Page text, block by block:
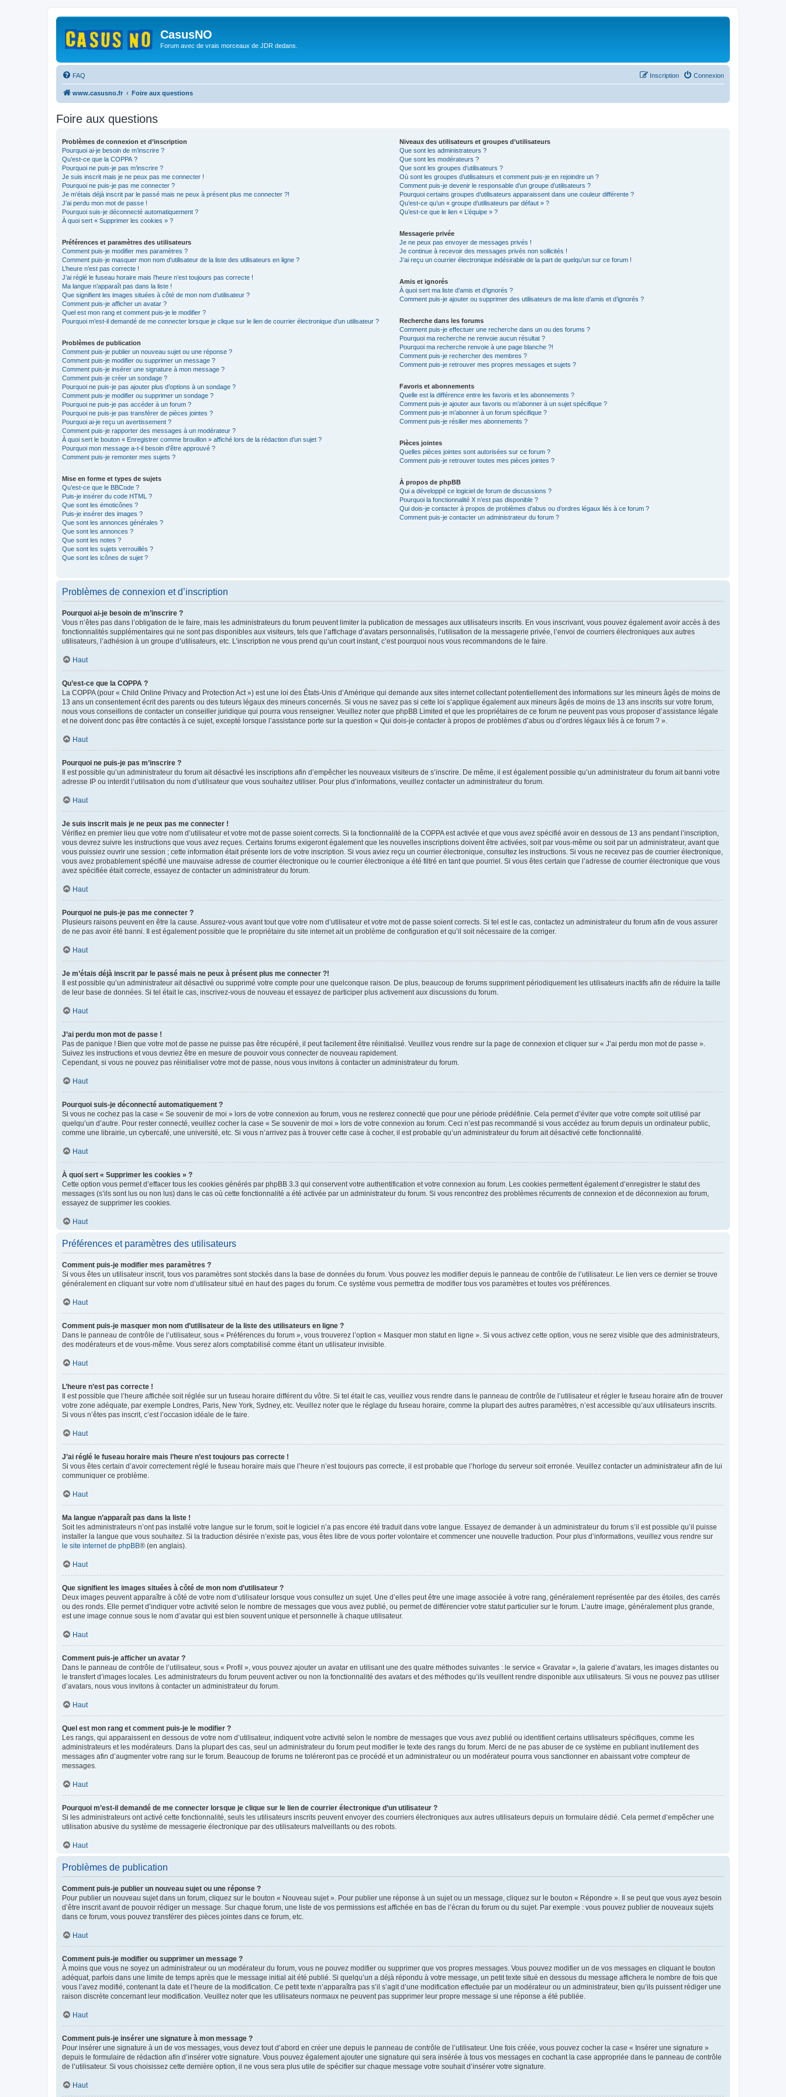
CasusNO
Forum avec de vrais morceaux de JDR dedans.
FAQ Connexion
Inscription
www.casusno.fr Foire aux questions
Foire aux questions
Problèmes de connexion et d’inscription
Pourquoi ai-je besoin de m’inscrire ?
Qu’est-ce que la COPPA ?
Pourquoi ne puis-je pas m’inscrire ?
Je suis inscrit mais je ne peux pas me connecter !
Pourquoi ne puis-je pas me connecter ?
Je m’étais déjà inscrit par le passé mais ne peux à présent plus me connecter ?!
J’ai perdu mon mot de passe !
Pourquoi suis-je déconnecté automatiquement ?
À quoi sert « Supprimer les cookies » ?
Préférences et paramètres des utilisateurs
Comment puis-je modifier mes paramètres ?
Comment puis-je masquer mon nom d’utilisateur de la liste des utilisateurs en ligne ?
L’heure n’est pas correcte !
J’ai réglé le fuseau horaire mais l’heure n’est toujours pas correcte !
Ma langue n’apparaît pas dans la liste !
Que signifient les images situées à côté de mon nom d’utilisateur ?
Comment puis-je afficher un avatar ?
Quel est mon rang et comment puis-je le modifier ?
Pourquoi m’est-il demandé de me connecter lorsque je clique sur le lien de courrier électronique d’un utilisateur ?
Problèmes de publication
Comment puis-je publier un nouveau sujet ou une réponse ?
Comment puis-je modifier ou supprimer un message ?
Comment puis-je insérer une signature à mon message ?
Comment puis-je créer un sondage ?
Pourquoi ne puis-je pas ajouter plus d’options à un sondage ?
Comment puis-je modifier ou supprimer un sondage ?
Pourquoi ne puis-je pas accéder à un forum ?
Pourquoi ne puis-je pas transférer de pièces jointes ?
Pourquoi ai-je reçu un avertissement ?
Comment puis-je rapporter des messages à un modérateur ?
À quoi sert le bouton « Enregistrer comme brouillon » affiché lors de la rédaction d’un sujet ?
Pourquoi mon message a-t-il besoin d’être approuvé ?
Comment puis-je remonter mes sujets ?
Mise en forme et types de sujets
Qu’est-ce que le BBCode ?
Puis-je insérer du code HTML ?
Que sont les émoticônes ?
Puis-je insérer des images ?
Que sont les annonces générales ?
Que sont les annonces ?
Que sont les notes ?
Que sont les sujets verrouillés ?
Que sont les icônes de sujet ?
Niveaux des utilisateurs et groupes d’utilisateurs
Que sont les administrateurs ?
Que sont les modérateurs ?
Que sont les groupes d’utilisateurs ?
Où sont les groupes d’utilisateurs et comment puis-je en rejoindre un ?
Comment puis-je devenir le responsable d’un groupe d’utilisateurs ?
Pourquoi certains groupes d’utilisateurs apparaissent dans une couleur différente ?
Qu’est-ce qu’un « groupe d’utilisateurs par défaut » ?
Qu’est-ce que le lien « L’équipe » ?
Messagerie privée
Je ne peux pas envoyer de messages privés !
Je continue à recevoir des messages privés non sollicités !
J’ai reçu un courrier électronique indésirable de la part de quelqu’un sur ce forum !
Amis et ignorés
À quoi sert ma liste d’amis et d’ignorés ?
Comment puis-je ajouter ou supprimer des utilisateurs de ma liste d’amis et d’ignorés ?
Recherche dans les forums
Comment puis-je effectuer une recherche dans un ou des forums ?
Pourquoi ma recherche ne renvoie aucun résultat ?
Pourquoi ma recherche renvoie à une page blanche ?!
Comment puis-je rechercher des membres ?
Comment puis-je retrouver mes propres messages et sujets ?
Favoris et abonnements
Quelle est la différence entre les favoris et les abonnements ?
Comment puis-je ajouter aux favoris ou m’abonner à un sujet spécifique ?
Comment puis-je m’abonner à un forum spécifique ?
Comment puis-je résilier mes abonnements ?
Pièces jointes
Quelles pièces jointes sont autorisées sur ce forum ?
Comment puis-je retrouver toutes mes pièces jointes ?
À propos de phpBB
Qui a développé ce logiciel de forum de discussions ?
Pourquoi la fonctionnalité X n’est pas disponible ?
Qui dois-je contacter à propos de problèmes d’abus ou d’ordres légaux liés à ce forum ?
Comment puis-je contacter un administrateur du forum ?
Problèmes de connexion et d’inscription
Pourquoi ai-je besoin de m’inscrire ?
Vous n’êtes pas dans l’obligation de le faire, mais les administrateurs du forum peuvent limiter la publication de messages aux utilisateurs inscrits. En vous inscrivant, vous pouvez également avoir accès à des
fonctionnalités supplémentaires qui ne sont pas disponibles aux visiteurs, tels que l’affichage d’avatars personnalisés, l’utilisation de la messagerie privée, l’envoi de courriers électroniques aux autres
utilisateurs, l’adhésion à un groupe d’utilisateurs, etc. L’inscription ne vous prend qu’un court instant, c’est pourquoi nous vous recommandons de le faire.
Haut
Qu’est-ce que la COPPA ?
La COPPA (pour « Child Online Privacy and Protection Act ») est une loi des États-Unis d’Amérique qui demande aux sites internet collectant potentiellement des informations sur les mineurs âgés de moins de
13 ans un consentement écrit des parents ou des tuteurs légaux des mineurs concernés. Si vous ne savez pas si cette loi s’applique également aux mineurs âgés de moins de 13 ans inscrits sur votre forum,
nous vous conseillons de contacter un conseiller juridique qui pourra vous renseigner. Veuillez noter que phpBB Limited et que les propriétaires de ce forum ne peuvent pas vous proposer d’assistance légale
et ne doivent donc pas être contactés à ce sujet, excepté lorsque l’assistance porte sur la question « Qui dois-je contacter à propos de problèmes d’abus ou d’ordres légaux liés à ce forum ? ».
Haut
Pourquoi ne puis-je pas m’inscrire ?
Il est possible qu’un administrateur du forum ait désactivé les inscriptions afin d’empêcher les nouveaux visiteurs de s’inscrire. De même, il est également possible qu’un administrateur du forum ait banni votre
adresse IP ou interdit l’utilisation du nom d’utilisateur que vous souhaitez utiliser. Pour plus d’informations, veuillez contacter un administrateur du forum.
Haut
Je suis inscrit mais je ne peux pas me connecter !
Vérifiez en premier lieu que votre nom d’utilisateur et votre mot de passe soient corrects. Si la fonctionnalité de la COPPA est activée et que vous avez spécifié avoir en dessous de 13 ans pendant l’inscription,
vous devrez suivre les instructions que vous avez reçues. Certains forums exigeront également que les nouvelles inscriptions doivent être activées, soit par vous-même ou soit par un administrateur, avant que
vous puissiez ouvrir une session ; cette information était présente lors de votre inscription. Si vous aviez reçu un courrier électronique, consultez les instructions. Si vous ne recevez pas de courrier électronique,
vous avez probablement spécifié une mauvaise adresse de courrier électronique ou le courrier électronique a été filtré en tant que pourriel. Si vous êtes certain que l’adresse de courrier électronique que vous
avez spécifiée était correcte, essayez de contacter un administrateur du forum.
Haut
Pourquoi ne puis-je pas me connecter ?
Plusieurs raisons peuvent en être la cause. Assurez-vous avant tout que votre nom d’utilisateur et votre mot de passe soient corrects. Si tel est le cas, contactez un administrateur du forum afin de vous assurer
de ne pas avoir été banni. Il est également possible que le propriétaire du site internet ait un problème de configuration et qu’il soit nécessaire de la corriger.
Haut
Je m’étais déjà inscrit par le passé mais ne peux à présent plus me connecter ?!
Il est possible qu’un administrateur ait désactivé ou supprimé votre compte pour une quelconque raison. De plus, beaucoup de forums suppriment périodiquement les utilisateurs inactifs afin de réduire la taille
de leur base de données. Si tel était le cas, inscrivez-vous de nouveau et essayez de participer plus activement aux discussions du forum.
Haut
J’ai perdu mon mot de passe !
Pas de panique ! Bien que votre mot de passe ne puisse pas être récupéré, il peut facilement être réinitialisé. Veuillez vous rendre sur la page de connexion et cliquer sur « J’ai perdu mon mot de passe ».
Suivez les instructions et vous devriez être en mesure de pouvoir vous connecter de nouveau rapidement.
Cependant, si vous ne pouvez pas réinitialiser votre mot de passe, nous vous invitons à contacter un administrateur du forum.
Haut
Pourquoi suis-je déconnecté automatiquement ?
Si vous ne cochez pas la case « Se souvenir de moi » lors de votre connexion au forum, vous ne resterez connecté que pour une période prédéfinie. Cela permet d’éviter que votre compte soit utilisé par
quelqu’un d’autre. Pour rester connecté, veuillez cocher la case « Se souvenir de moi » lors de votre connexion au forum. Ceci n’est pas recommandé si vous accédez au forum depuis un ordinateur public,
comme une librairie, un cybercafé, une université, etc. Si vous n’arrivez pas à trouver cette case à cocher, il est probable qu’un administrateur du forum ait désactivé cette fonctionnalité.
Haut
À quoi sert « Supprimer les cookies » ?
Cette option vous permet d’effacer tous les cookies générés par phpBB 3.3 qui conservent votre authentification et votre connexion au forum. Les cookies permettent également d’enregistrer le statut des
messages (s’ils sont lus ou non lus) dans le cas où cette fonctionnalité a été activée par un administrateur du forum. Si vous rencontrez des problèmes récurrents de connexion et de déconnexion au forum,
essayez de supprimer les cookies.
Haut
Préférences et paramètres des utilisateurs
Comment puis-je modifier mes paramètres ?
Si vous êtes un utilisateur inscrit, tous vos paramètres sont stockés dans la base de données du forum. Vous pouvez les modifier depuis le panneau de contrôle de l’utilisateur. Le lien vers ce dernier se trouve
généralement en cliquant sur votre nom d’utilisateur situé en haut des pages du forum. Ce système vous permettra de modifier tous vos paramètres et toutes vos préférences.
Haut
Comment puis-je masquer mon nom d’utilisateur de la liste des utilisateurs en ligne ?
Dans le panneau de contrôle de l’utilisateur, sous « Préférences du forum », vous trouverez l’option « Masquer mon statut en ligne ». Si vous activez cette option, vous ne serez visible que des administrateurs,
des modérateurs et de vous-même. Vous serez alors comptabilisé comme étant un utilisateur invisible.
Haut
L’heure n’est pas correcte !
Il est possible que l’heure affichée soit réglée sur un fuseau horaire différent du vôtre. Si tel était le cas, veuillez vous rendre dans le panneau de contrôle de l’utilisateur et régler le fuseau horaire afin de trouver
votre zone adéquate, par exemple Londres, Paris, New York, Sydney, etc. Veuillez noter que le réglage du fuseau horaire, comme la plupart des autres paramètres, n’est accessible qu’aux utilisateurs inscrits.
Si vous n’êtes pas inscrit, c’est l’occasion idéale de le faire.
Haut
J’ai réglé le fuseau horaire mais l’heure n’est toujours pas correcte !
Si vous êtes certain d’avoir correctement réglé le fuseau horaire mais que l’heure n’est toujours pas correcte, il est probable que l’horloge du serveur soit erronée. Veuillez contacter un administrateur afin de lui
communiquer ce problème.
Haut
Ma langue n’apparaît pas dans la liste !
Soit les administrateurs n’ont pas installé votre langue sur le forum, soit le logiciel n’a pas encore été traduit dans votre langue. Essayez de demander à un administrateur du forum s’il est possible qu’il puisse
installer la langue que vous souhaitez. Si la traduction désirée n’existe pas, vous êtes libre de vous porter volontaire et commencer une nouvelle traduction. Pour plus d’informations, veuillez vous rendre sur
le site internet de phpBB® (en anglais).
Haut
Que signifient les images situées à côté de mon nom d’utilisateur ?
Deux images peuvent apparaître à côté de votre nom d’utilisateur lorsque vous consultez un sujet. Une d’elles peut être une image associée à votre rang, généralement représentée par des étoiles, des carrés
ou des ronds. Elle permet d’indiquer votre activité selon le nombre de messages que vous avez publié, ou permet de différencier votre statut particulier sur le forum. L’autre image, généralement plus grande,
est une image connue sous le nom d’avatar qui est bien souvent unique et personnelle à chaque utilisateur.
Haut
Comment puis-je afficher un avatar ?
Dans le panneau de contrôle de l’utilisateur, sous « Profil », vous pouvez ajouter un avatar en utilisant une des quatre méthodes suivantes : le service « Gravatar », la galerie d’avatars, les images distantes ou
le transfert d’images locales. Les administrateurs du forum peuvent activer ou non la fonctionnalité des avatars et des méthodes qu’ils veuillent rendre disponible aux utilisateurs. Si vous ne pouvez pas utiliser
d’avatars, nous vous invitons à contacter un administrateur du forum.
Haut
Quel est mon rang et comment puis-je le modifier ?
Les rangs, qui apparaissent en dessous de votre nom d’utilisateur, indiquent votre activité selon le nombre de messages que vous avez publié ou identifient certains utilisateurs spécifiques, comme les
administrateurs et les modérateurs. Dans la plupart des cas, seul un administrateur du forum peut modifier le texte des rangs du forum. Merci de ne pas abuser de ce système en publiant inutilement des
messages afin d’augmenter votre rang sur le forum. Beaucoup de forums ne toléreront pas ce procédé et un administrateur ou un modérateur pourra vous sanctionner en abaissant votre compteur de
messages.
Haut
Pourquoi m’est-il demandé de me connecter lorsque je clique sur le lien de courrier électronique d’un utilisateur ?
Si les administrateurs ont activé cette fonctionnalité, seuls les utilisateurs inscrits peuvent envoyer des courriers électroniques aux autres utilisateurs depuis un formulaire dédié. Cela permet d’empêcher une
utilisation abusive du système de messagerie électronique par des utilisateurs malveillants ou des robots.
Haut
Problèmes de publication
Comment puis-je publier un nouveau sujet ou une réponse ?
Pour publier un nouveau sujet dans un forum, cliquez sur le bouton « Nouveau sujet ». Pour publier une réponse à un sujet ou un message, cliquez sur le bouton « Répondre ». Il se peut que vous ayez besoin
d’être inscrit avant de pouvoir rédiger un message. Sur chaque forum, une liste de vos permissions est affichée en bas de l’écran du forum ou du sujet. Par exemple : vous pouvez publier de nouveaux sujets
dans ce forum, vous pouvez transférer des pièces jointes dans ce forum, etc.
Haut
Comment puis-je modifier ou supprimer un message ?
À moins que vous ne soyez un administrateur ou un modérateur du forum, vous ne pouvez modifier ou supprimer que vos propres messages. Vous pouvez modifier un de vos messages en cliquant le bouton
adéquat, parfois dans une limite de temps après que le message initial ait été publié. Si quelqu’un a déjà répondu à votre message, un petit texte situé en dessous du message affichera le nombre de fois que
vous l’avez modifié, contenant la date et l’heure de la modification. Ce petit texte n’apparaîtra pas s’il s’agit d’une modification effectuée par un modérateur ou un administrateur, bien qu’ils puissent rédiger une
raison discrète concernant leur modification. Veuillez noter que les utilisateurs normaux ne peuvent pas supprimer leur propre message si une réponse a été publiée.
Haut
Comment puis-je insérer une signature à mon message ?
Pour insérer une signature à un de vos messages, vous devez tout d’abord en créer une depuis le panneau de contrôle de l’utilisateur. Une fois créée, vous pouvez cocher la case « Insérer une signature »
depuis le formulaire de rédaction afin d’insérer votre signature. Vous pouvez également ajouter une signature qui sera insérée à tous vos messages en cochant la case appropriée dans le panneau de contrôle
de l’utilisateur. Si vous choisissez cette dernière option, il ne vous sera plus utile de spécifier sur chaque message votre souhait d’insérer votre signature.
Haut